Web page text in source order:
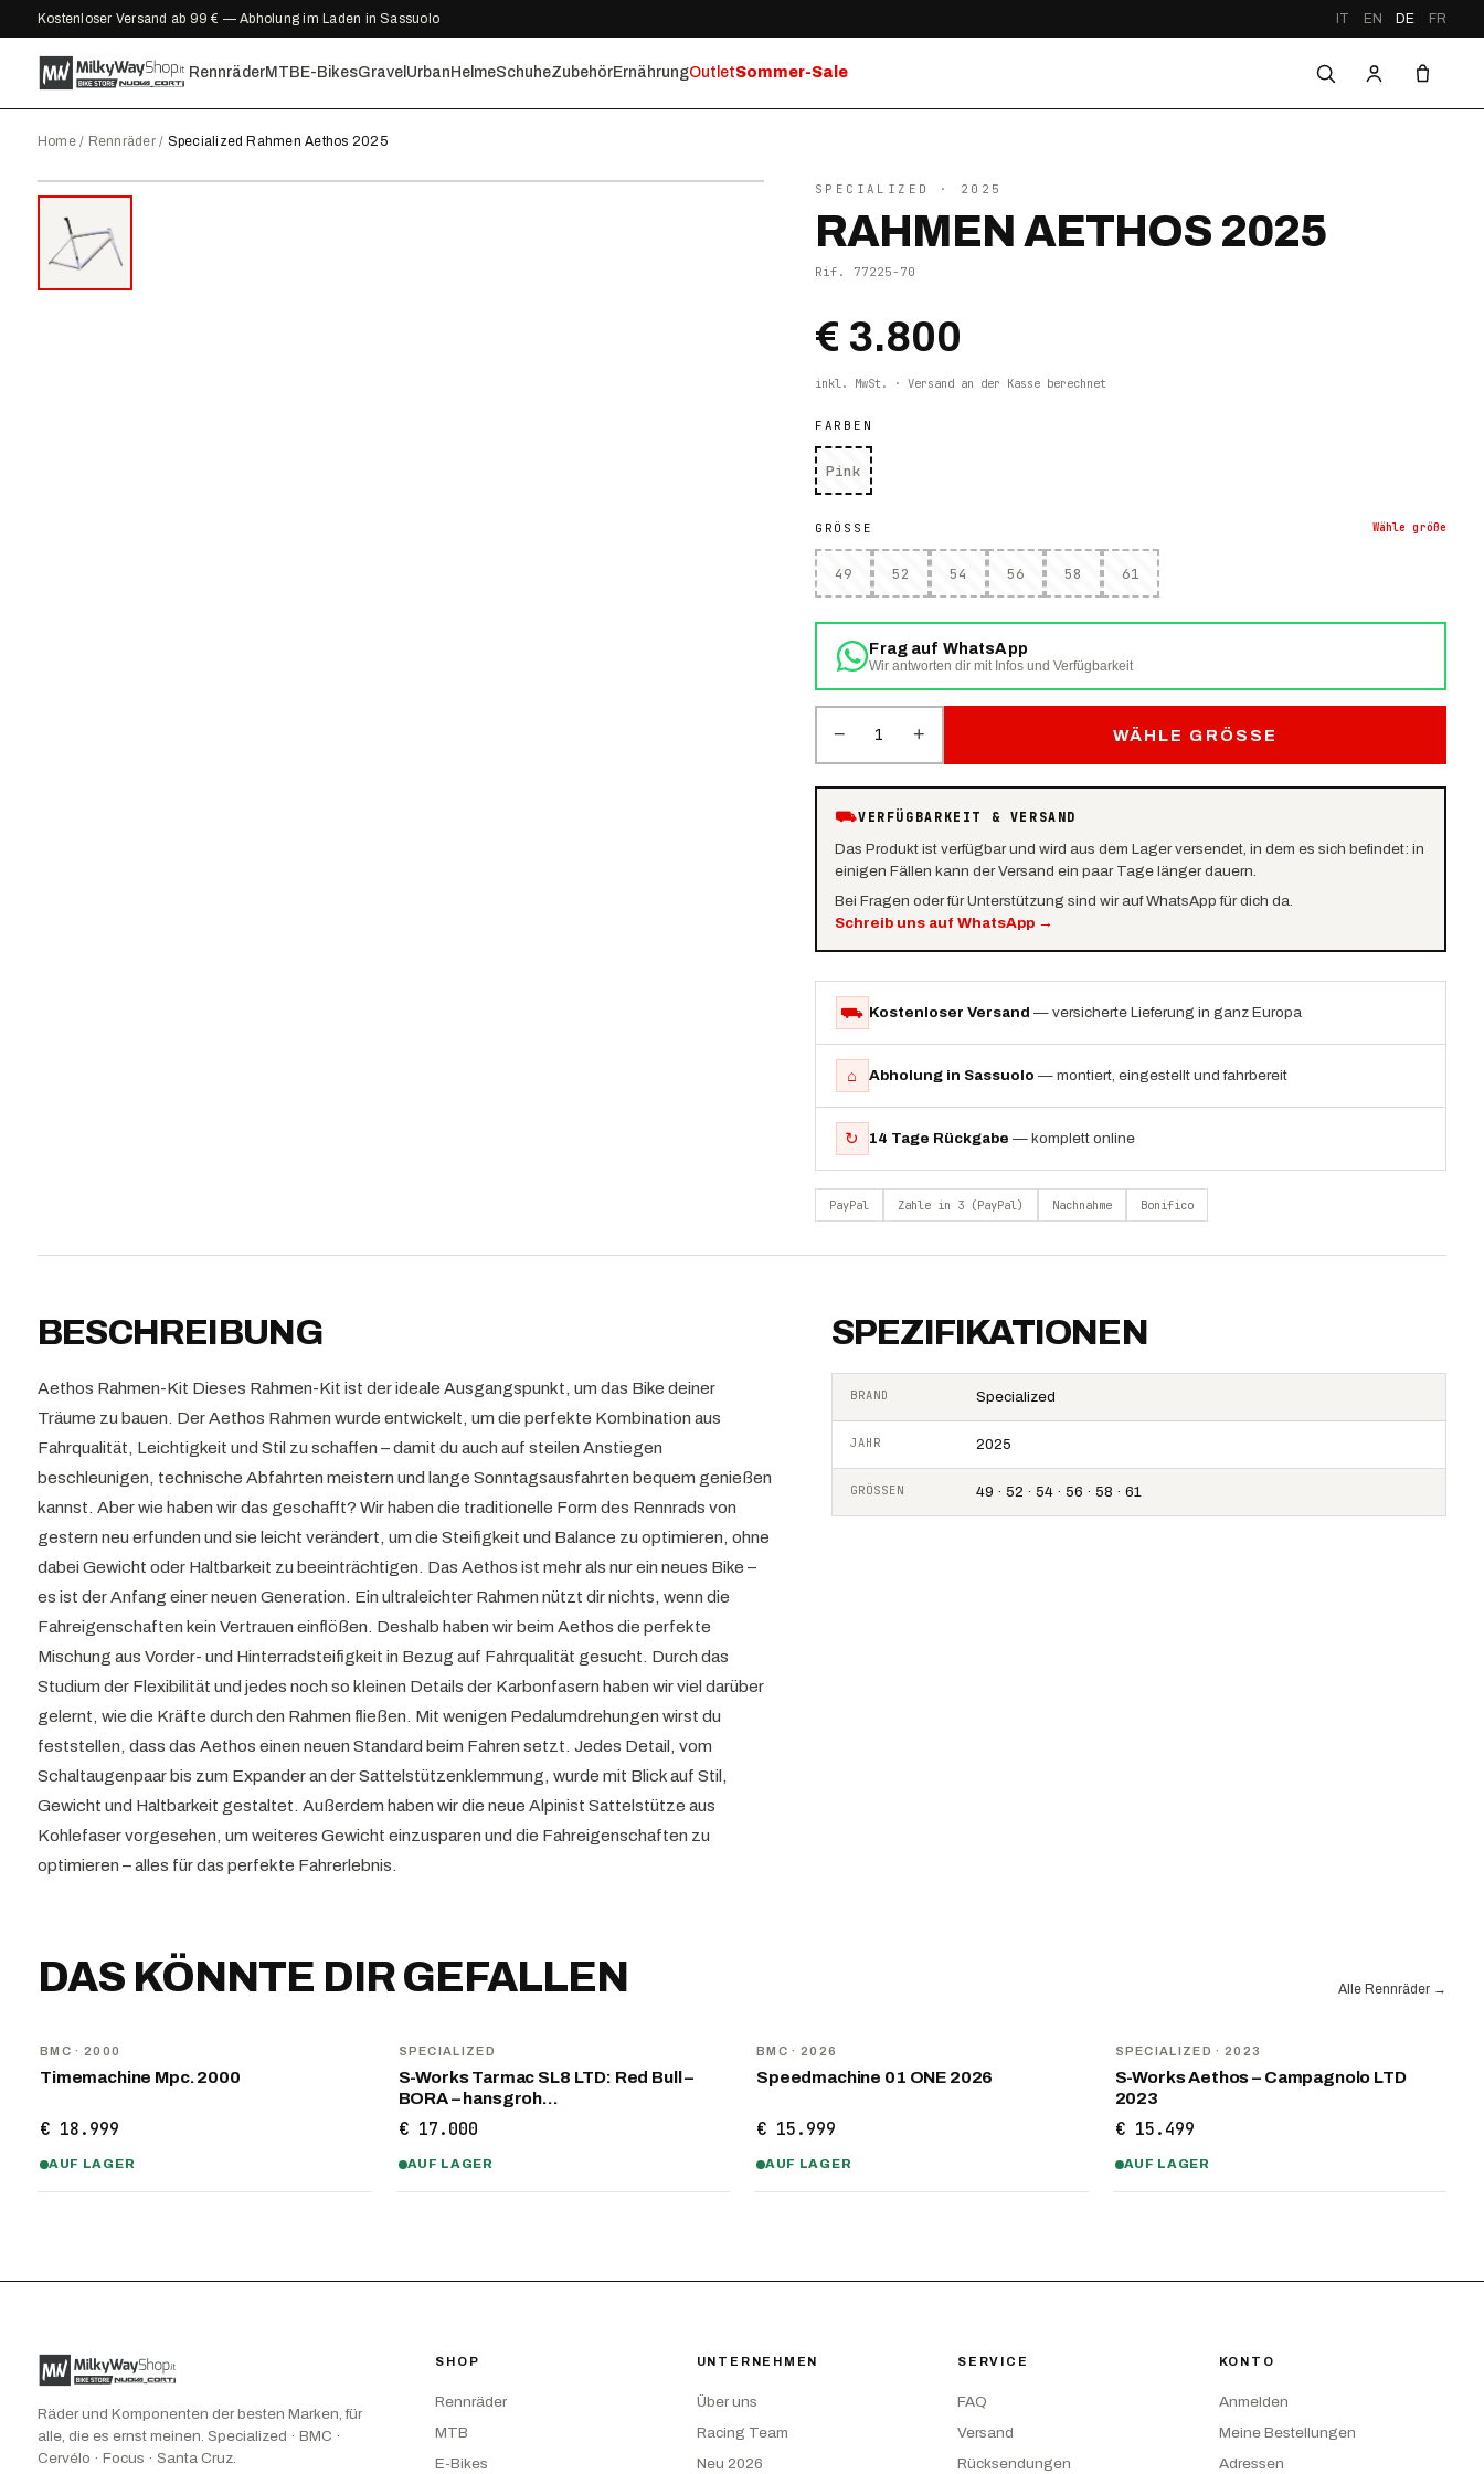
Kostenloser Versand ab 99 € — Abholung im Laden in Sassuolo IT EN DE FR
RennräderMTB E-BikesGravel Urban HelmeSchuheZubehörErnährungOutletSommer-Sale
Home/ Rennräder/ Specialized Rahmen Aethos 2025
SPECIALIZED · 2025
RAHMEN AETHOS 2025
Rif. 77225-70
€ 3.800
inkl. MwSt. · Versand an der Kasse berechnet
FARBEN
Pink
GRÖSSE Wähle größe
49 52 54 56 58 61
Frag auf WhatsApp
Wir antworten dir mit Infos und Verfügbarkeit
− 1 + WÄHLE GRÖSSE
⛟VERFÜGBARKEIT & VERSAND
Das Produkt ist verfügbar und wird aus dem Lager versendet, in dem es sich befindet: in
einigen Fällen kann der Versand ein paar Tage länger dauern.
Bei Fragen oder für Unterstützung sind wir auf WhatsApp für dich da.
Schreib uns auf WhatsApp →
⛟ Kostenloser Versand — versicherte Lieferung in ganz Europa
⌂ Abholung in Sassuolo — montiert, eingestellt und fahrbereit
↻ 14 Tage Rückgabe — komplett online
PayPal Zahle in 3 (PayPal) Nachnahme Bonifico
BESCHREIBUNG
Aethos Rahmen-Kit Dieses Rahmen-Kit ist der ideale Ausgangspunkt, um das Bike deiner
Träume zu bauen. Der Aethos Rahmen wurde entwickelt, um die perfekte Kombination aus
Fahrqualität, Leichtigkeit und Stil zu schaffen – damit du auch auf steilen Anstiegen
beschleunigen, technische Abfahrten meistern und lange Sonntagsausfahrten bequem genießen
kannst. Aber wie haben wir das geschafft? Wir haben die traditionelle Form des Rennrads von
gestern neu erfunden und sie leicht verändert, um die Steifigkeit und Balance zu optimieren, ohne
dabei Gewicht oder Haltbarkeit zu beeinträchtigen. Das Aethos ist mehr als nur ein neues Bike –
es ist der Anfang einer neuen Generation. Ein ultraleichter Rahmen nützt dir nichts, wenn die
Fahreigenschaften kein Vertrauen einflößen. Deshalb haben wir beim Aethos die perfekte
Mischung aus Vorder- und Hinterradsteifigkeit in Bezug auf Fahrqualität gesucht. Durch das
Studium der Flexibilität und jedes noch so kleinen Details der Karbonfasern haben wir viel darüber
gelernt, wie die Kräfte durch den Rahmen fließen. Mit wenigen Pedalumdrehungen wirst du
feststellen, dass das Aethos einen neuen Standard beim Fahren setzt. Jedes Detail, vom
Schaltaugenpaar bis zum Expander an der Sattelstützenklemmung, wurde mit Blick auf Stil,
Gewicht und Haltbarkeit gestaltet. Außerdem haben wir die neue Alpinist Sattelstütze aus
Kohlefaser vorgesehen, um weiteres Gewicht einzusparen und die Fahreigenschaften zu
optimieren – alles für das perfekte Fahrerlebnis.
SPEZIFIKATIONEN
BRAND Specialized
JAHR 2025
GRÖSSEN 49 · 52 · 54 · 56 · 58 · 61
DAS KÖNNTE DIR GEFALLEN Alle Rennräder →
BMC · 2000
Timemachine Mpc. 2000
€ 18.999
AUF LAGER
SPECIALIZED
S-Works Tarmac SL8 LTD: Red Bull –
BORA – hansgroh…
€ 17.000
AUF LAGER
BMC · 2026
Speedmachine 01 ONE 2026
€ 15.999
AUF LAGER
SPECIALIZED · 2023
S-Works Aethos – Campagnolo LTD
2023
€ 15.499
AUF LAGER
Räder und Komponenten der besten Marken, für
alle, die es ernst meinen. Specialized · BMC ·
Cervélo · Focus · Santa Cruz.
SHOP
Rennräder
MTB
E-Bikes
UNTERNEHMEN
Über uns
Racing Team
Neu 2026
SERVICE
FAQ
Versand
Rücksendungen
KONTO
Anmelden
Meine Bestellungen
Adressen